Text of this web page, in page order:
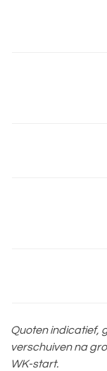
Quoten indicatief,
verschuiven na
WK-start.